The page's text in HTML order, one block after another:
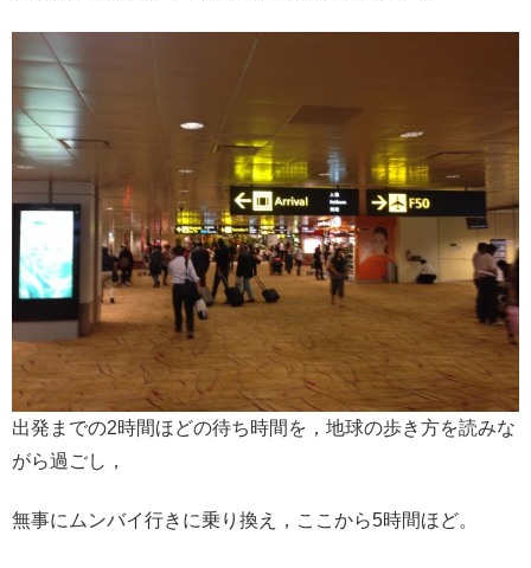
出発までの2時間ほどの待ち時間を，地球の歩き方を読みな
がら過ごし，
無事にムンバイ行きに乗り換え，ここから5時間ほど。